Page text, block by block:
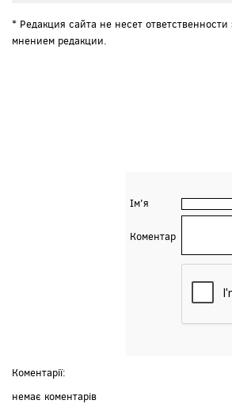
* Редакция сайта не несет
мнением редакции.
Ім'я
Коментар
Коментарії:
немає коментарів